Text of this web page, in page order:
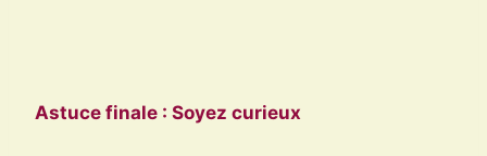
Astuce finale : Soyez curieux